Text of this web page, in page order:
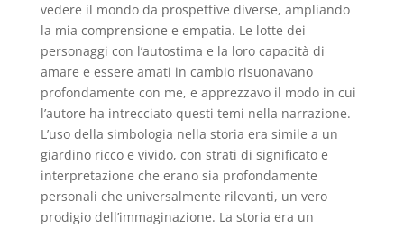
vedere il mondo da prospettive diverse, ampliando
la mia comprensione e empatia. Le lotte dei
personaggi con l’autostima e la loro capacità di
amare e essere amati in cambio risuonavano
profondamente con me, e apprezzavo il modo in cui
l’autore ha intrecciato questi temi nella narrazione.
L’uso della simbologia nella storia era simile a un
giardino ricco e vivido, con strati di significato e
interpretazione che erano sia profondamente
personali che universalmente rilevanti, un vero
prodigio dell’immaginazione. La storia era un